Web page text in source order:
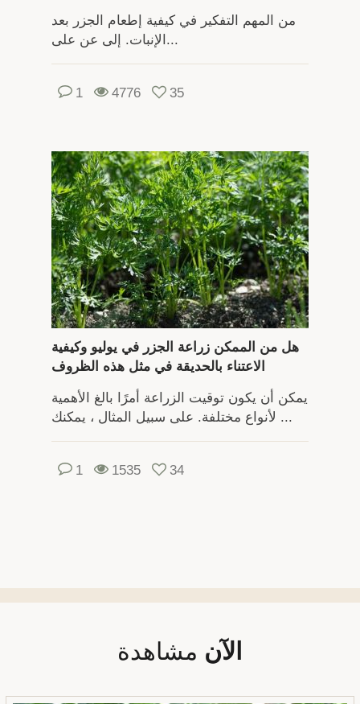
من المهم التفكير في كيفية إطعام الجزر بعد
الإنبات. إلى عن على...
1 4776 35
هل من الممكن زراعة الجزر في يوليو وكيفية
الاعتناء بالحديقة في مثل هذه الظروف
يمكن أن يكون توقيت الزراعة أمرًا بالغ الأهمية
لأنواع مختلفة. على سبيل المثال ، يمكنك ...
1 1535 34
الآن مشاهدة